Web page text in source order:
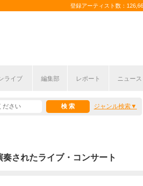
登録アーティスト数：
ライブ 編集部 レポート ニュース
ジャンル検索
奏されたライブ・コンサート